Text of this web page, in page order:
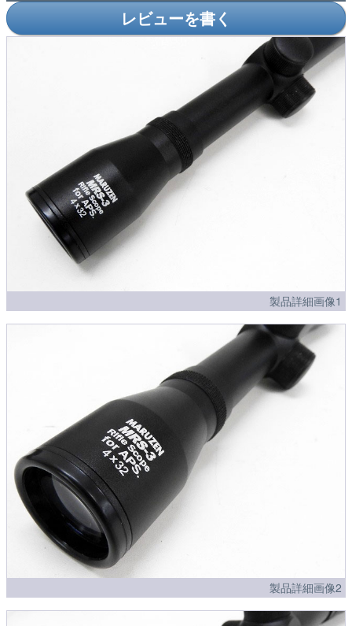
レビューを書く
製品詳細画像1
製品詳細画像2